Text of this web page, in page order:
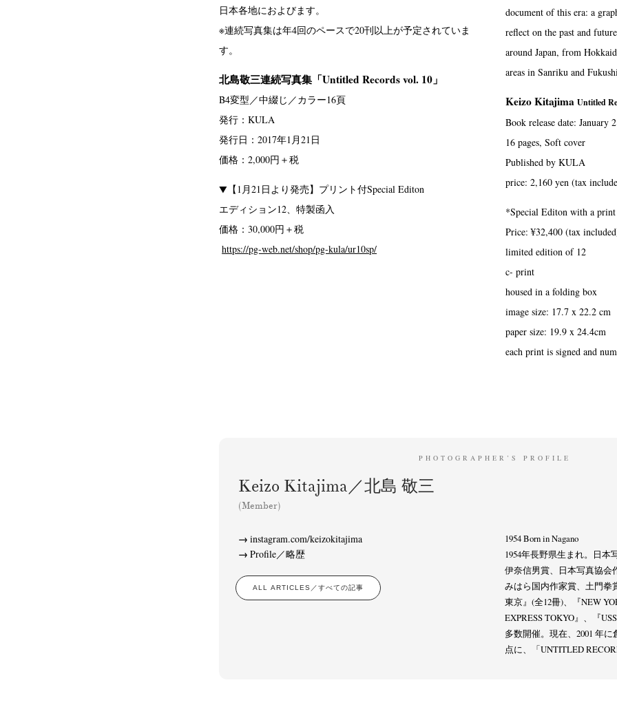
News Exhibition Documents Contact About
Bookstores Newsletter
日本各地におよびます。
※連続写真集は年4回のペースで20刊以上が予定されていま
す。
北島敬三連続写真集「Untitled Records vol. 10」
B4変型／中綴じ／カラー16頁
発行：KULA
発行日：2017年1月21日
価格：2,000円＋税
▼【1月21日より発売】プリント付Special Editon
エディション12、特製函入
価格：30,000円＋税
https://pg-web.net/shop/pg-kula/ur10sp/
document of this era: a
reflect on the past and
around Japan, from
areas in Sanriku and
Keizo KitajimaUntitled
Book release date: January
16 pages, Soft cover
Published by KULA
price: 2,160 yen (tax
*Special Editon with a print
Price: ¥32,400 (tax
limited edition of 12
c- print
housed in a folding box
image size: 17.7 x 22.2 cm
paper size: 19.9 x 24.4cm
each print is signed and
PHOTOGRAPHER’S PROFILE
Keizo Kitajima／北島 敬三
(Member)
instagram.com/keizokitajima
Profile／略歴
ALL ARTICLES／すべての記事
1954 Born in Nagano
1954年長野県生まれ。日本
伊奈信男賞、日本写真協会
みはら国内作家賞、土門拳
東京』(全12冊)、『NEW
EXPRESS TOKYO』、『
多数開催。現在、2001 年に
点に、「UNTITLED